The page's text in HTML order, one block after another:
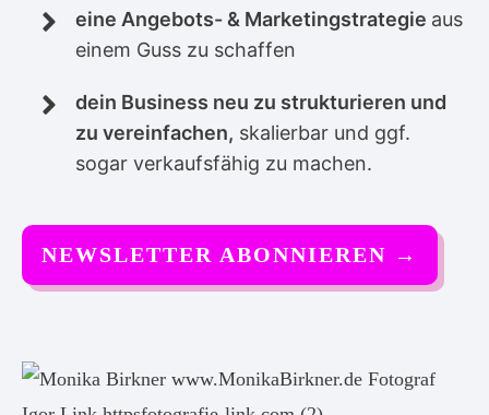
eine Angebots- & Marketingstrategie aus
einem Guss zu schaffen
dein Business neu zu strukturieren und
zu vereinfachen, skalierbar und ggf.
sogar verkaufsfähig zu machen.
NEWSLETTER ABONNIEREN →